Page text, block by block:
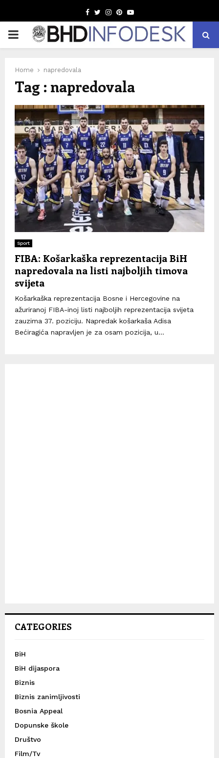
Facebook
TwitterInstagram
Pinterest
Youtube
PRIMARY
Home napredovala
Tag : napredovala
Sport
FIBA: Košarkaška reprezentacija BiH
napredovala na listi najboljih timova
svijeta
Košarkaška reprezentacija Bosne i Hercegovine na
ažuriranoj FIBA-inoj listi najboljih reprezentacija svijeta
zauzima 37. poziciju. Napredak košarkaša Adisa
Bećiragića napravljen je za osam pozicija, u...
CATEGORIES
BiH
BiH dijaspora
Biznis
Biznis zanimljivosti
Bosnia Appeal
Dopunske škole
Društvo
Film/Tv